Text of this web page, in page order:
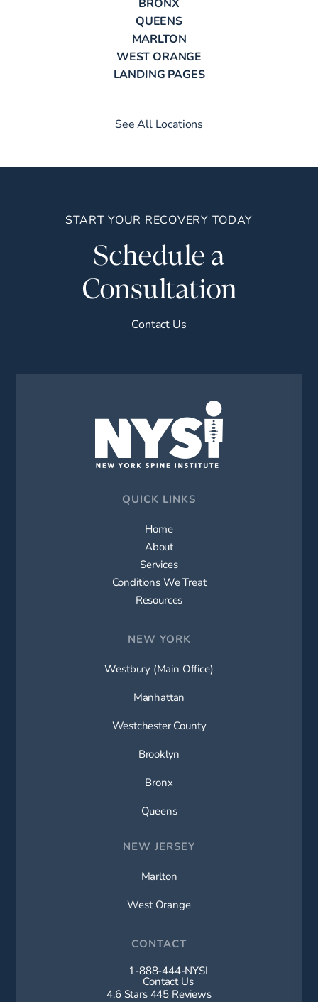
QUEENS
MARLTON
WEST ORANGE
LANDING PAGES
See All Locations
START YOUR RECOVERY TODAY
Schedule a
Consultation
Contact Us
QUICK LINKS
Home
About
Services
Conditions We Treat
Resources
NEW YORK
Westbury (Main Office)
Manhattan
Westchester County
Brooklyn
Bronx
Queens
NEW JERSEY
Marlton
West Orange
CONTACT
Call New York Spine Institute on
1-888-444-NYSI
Contact Us
New York Spine Institute reviews:
4.6 Stars 445 Reviews